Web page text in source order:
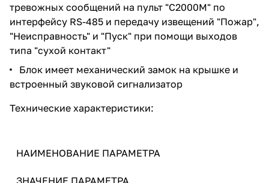
тревожных сообщений на пульт "С2000М" по
интерфейсу RS-485 и передачу извещений "Пожар",
"Неисправность" и "Пуск" при помощи выходов
типа "сухой контакт"
Блок имеет механический замок на крышке и
встроенный звуковой сигнализатор
Технические характеристики:
НАИМЕНОВАНИЕ ПАРАМЕТРА
ЗНАЧЕНИЕ ПАРАМЕТРА